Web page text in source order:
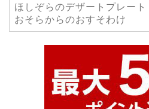
ほしぞらのデザートプレート
おそらからのおすそわけ